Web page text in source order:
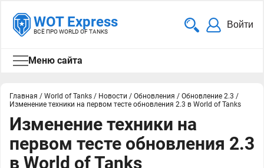
WOT Express
ВСЁ ПРО WORLD OF TANKS
Войти
Меню сайта
Главная / World of Tanks / Новости / Обновления / Обновление 2.3 /
Изменение техники на первом тесте обновления 2.3 в World of Tanks
Изменение техники на
первом тесте обновления 2.3
в World of Tanks